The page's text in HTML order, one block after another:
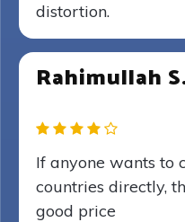
distortion.
Rahimullah
If anyone wants to
countries directly,
good price